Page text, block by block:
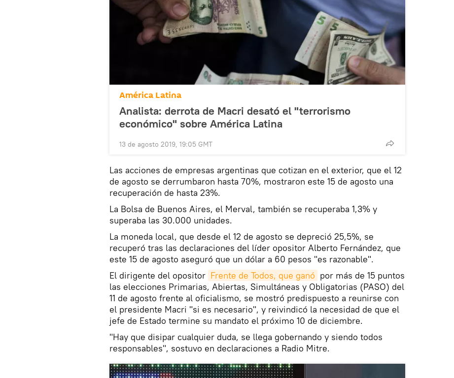
América Latina
Analista: derrota de Macri desató el "terrorismo
económico" sobre América Latina
13 de agosto 2019, 19:05 GMT
Las acciones de empresas argentinas que cotizan en el exterior, que el 12
de agosto se derrumbaron hasta 70%, mostraron este 15 de agosto una
recuperación de hasta 23%.
La Bolsa de Buenos Aires, el Merval, también se recuperaba 1,3% y
superaba las 30.000 unidades.
La moneda local, que desde el 12 de agosto se depreció 25,5%, se
recuperó tras las declaraciones del líder opositor Alberto Fernández, que
este 15 de agosto aseguró que un dólar a 60 pesos "es razonable".
El dirigente del opositor Frente de Todos, que ganó por más de 15 puntos
las elecciones Primarias, Abiertas, Simultáneas y Obligatorias (PASO) del
11 de agosto frente al oficialismo, se mostró predispuesto a reunirse con
el presidente Macri "si es necesario", y reivindicó la necesidad de que el
jefe de Estado termine su mandato el próximo 10 de diciembre.
"Hay que disipar cualquier duda, se llega gobernando y siendo todos
responsables", sostuvo en declaraciones a Radio Mitre.